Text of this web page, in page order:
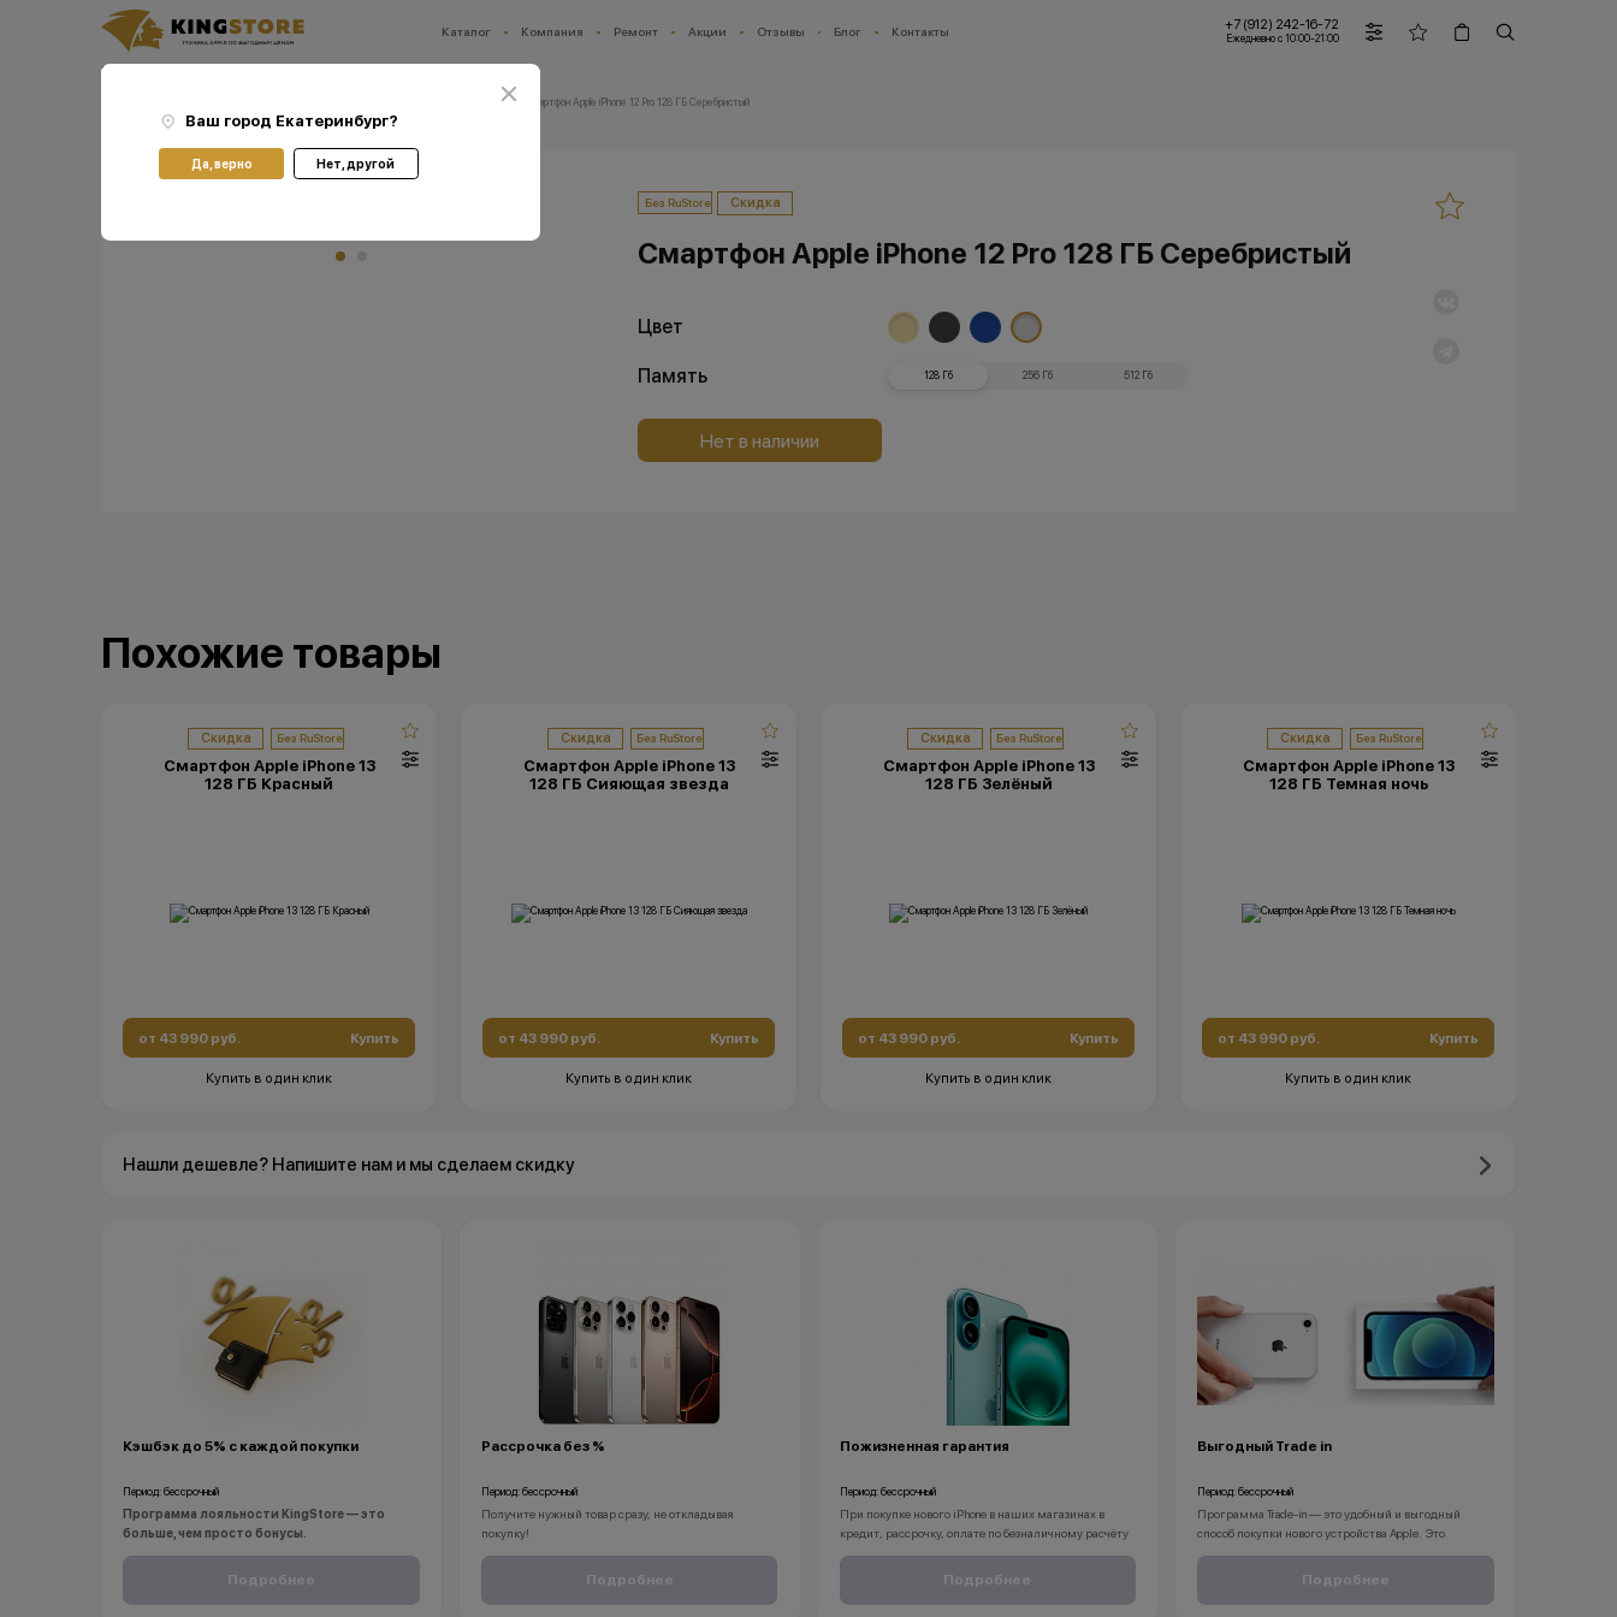
Каталог Компания Ремонт Акции Отзывы Блог Контакты +7 (912) 242-16-72
Ежедневно с 10:00-21:00
Ваш город:
Ваш город Екатеринбург?
Да, верно Нет, другой
Смартфон Apple iPhone 12 Pro 128 ГБ Серебристый
Без RuStore Скидка
Смартфон Apple iPhone 12 Pro 128 ГБ Серебристый
Цвет
Память 128 Гб 256 Гб 512 Гб
Нет в наличии
Похожие товары
Скидка
Смартфон Apple iPhone 13
128 ГБ Красный
от 43 990 руб. Купить
Купить в один клик
Скидка
Смартфон Apple iPhone 13
128 ГБ Сияющая звезда
от 43 990 руб. Купить
Купить в один клик
Скидка
Смартфон Apple iPhone 13
128 ГБ Зелёный
от 43 990 руб. Купить
Купить в один клик
Скидка
Смартфон Apple iPhone 13
128 ГБ Темная ночь
от 43 990 руб. Купить
Купить в один клик
Нашли дешевле? Напишите нам и мы сделаем скидку
Кэшбэк до 5% с каждой покупки
Период: бессрочный
Программа лояльности KingStore — это
больше, чем просто бонусы.
Подробнее
Рассрочка без %
Период: бессрочный
Получите нужный товар сразу, не откладывая
покупку!
Подробнее
Пожизненная гарантия
Период: бессрочный
При покупке нового iPhone в наших магазинах в
кредит, рассрочку, оплате по безналичному расчёту
С KINGSTORE вы можете быть уверены, что ваш
Подробнее
Выгодный Trade in
Период: бессрочный
Программа Trade-in — это удобный и выгодный
способ покупки нового устройства Apple. Это
1. Принесите свои устройства в любой магазин
KingStore. Мы принимаем различные модели iPhone
Подробнее